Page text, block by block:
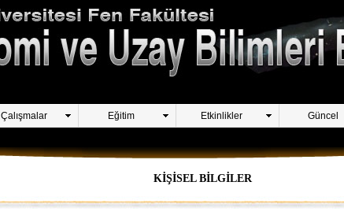
Çalışmalar Eğitim Etkinlikler Güncel
KİŞİSEL BİLGİLER